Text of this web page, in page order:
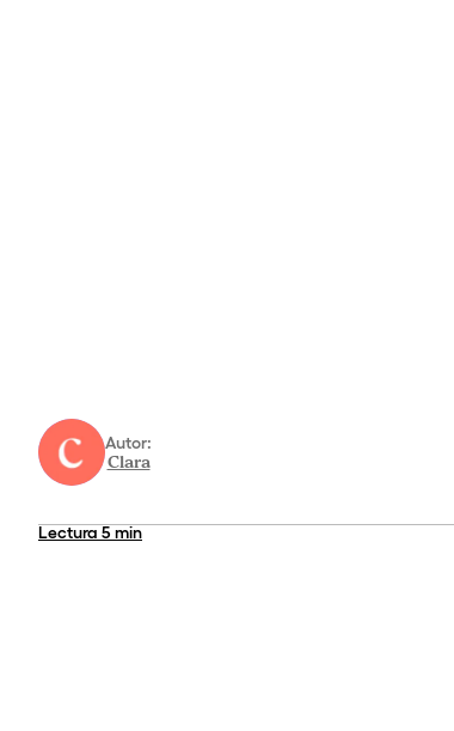
Autor:
Clara
Lectura 5 min